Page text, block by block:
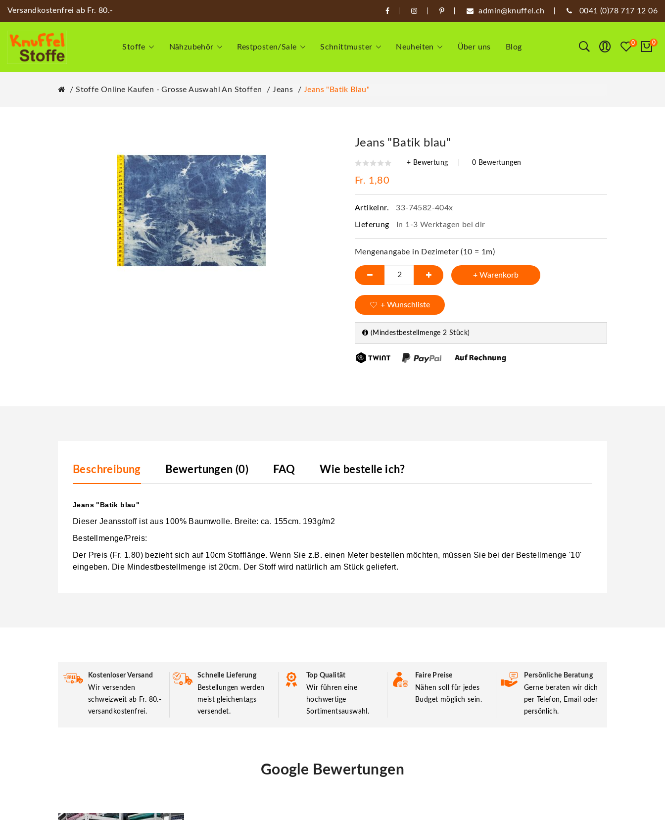
Versandkostenfrei ab Fr. 80.- admin@knuffel.ch 0041 (0)78 717 12 06
Stoffe Nähzubehör Restposten/Sale Schnittmuster Neuheiten Über uns Blog 0 0
Stoffe Online Kaufen - Grosse Auswahl An Stoffen Jeans Jeans "Batik Blau"
Jeans "Batik blau"
+ Bewertung 0 Bewertungen
Fr. 1,80
Artikelnr. 33-74582-404x
Lieferung In 1-3 Werktagen bei dir
Mengenangabe in Dezimeter (10 = 1m)
+ Warenkorb
+ Wunschliste
(Mindestbestellmenge 2 Stück)
Beschreibung Bewertungen (0) FAQ Wie bestelle ich?
Jeans "Batik blau"
Dieser Jeansstoff ist aus 100% Baumwolle. Breite: ca. 155cm. 193g/m2
Bestellmenge/Preis:
Der Preis (Fr. 1.80) bezieht sich auf 10cm Stofflänge. Wenn Sie z.B. einen Meter bestellen möchten, müssen Sie bei der Bestellmenge '10'
eingeben. Die Mindestbestellmenge ist 20cm. Der Stoff wird natürlich am Stück geliefert.
Kostenloser Versand
Wir versenden
schweizweit ab Fr. 80.-
versandkostenfrei.
Schnelle Lieferung
Bestellungen werden
meist gleichentags
versendet.
Top Qualität
Wir führen eine
hochwertige
Sortimentsauswahl.
Faire Preise
Nähen soll für jedes
Budget möglich sein.
Persönliche Beratung
Gerne beraten wir dich
per Telefon, Email oder
persönlich.
Google Bewertungen